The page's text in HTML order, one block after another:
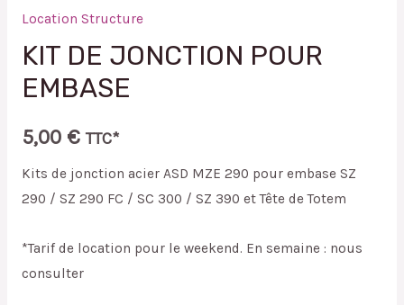
Location Structure
KIT DE JONCTION POUR
EMBASE
5,00 € TTC*
Kits de jonction acier ASD MZE 290 pour embase SZ
290 / SZ 290 FC / SC 300 / SZ 390 et Tête de Totem
*Tarif de location pour le weekend. En semaine : nous
consulter